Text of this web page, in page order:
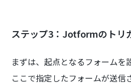
ステップ3：Jotformのトリ
まずは、起点となるフォームを
ここで指定したフォームが送信